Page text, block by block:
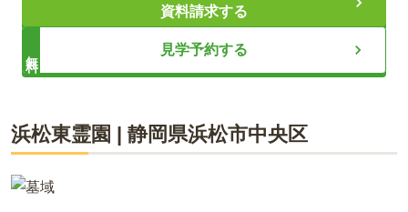
芝墓地や樹木葬も選べる
便利な立地と行き届いた管理
「平口メモリアルガーデン」は、浜松市浜北区にある花と緑あ
資料請求する
見学予約する
浜松東霊園 | 静岡県浜松市中央区